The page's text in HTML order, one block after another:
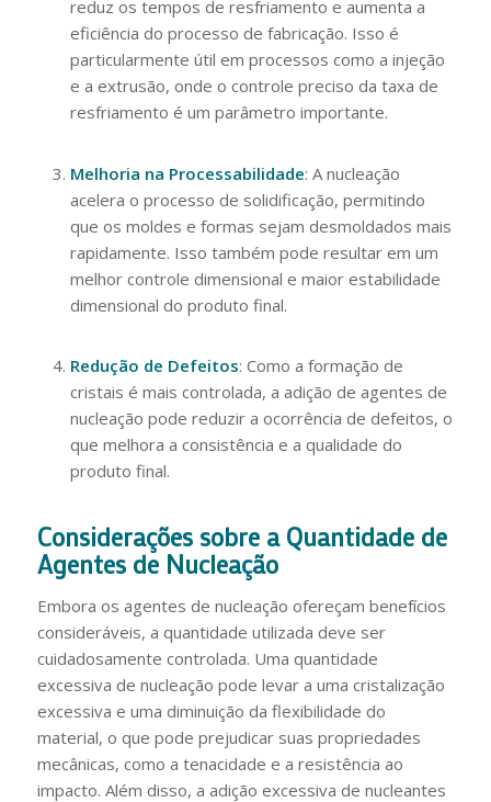
reduz os tempos de resfriamento e aumenta a
eficiência do processo de fabricação. Isso é
particularmente útil em processos como a injeção
e a extrusão, onde o controle preciso da taxa de
resfriamento é um parâmetro importante.
Melhoria na Processabilidade: A nucleação
acelera o processo de solidificação, permitindo
que os moldes e formas sejam desmoldados mais
rapidamente. Isso também pode resultar em um
melhor controle dimensional e maior estabilidade
dimensional do produto final.
Redução de Defeitos: Como a formação de
cristais é mais controlada, a adição de agentes de
nucleação pode reduzir a ocorrência de defeitos, o
que melhora a consistência e a qualidade do
produto final.
Considerações sobre a Quantidade de
Agentes de Nucleação
Embora os agentes de nucleação ofereçam benefícios
consideráveis, a quantidade utilizada deve ser
cuidadosamente controlada. Uma quantidade
excessiva de nucleação pode levar a uma cristalização
excessiva e uma diminuição da flexibilidade do
material, o que pode prejudicar suas propriedades
mecânicas, como a tenacidade e a resistência ao
impacto. Além disso, a adição excessiva de nucleantes